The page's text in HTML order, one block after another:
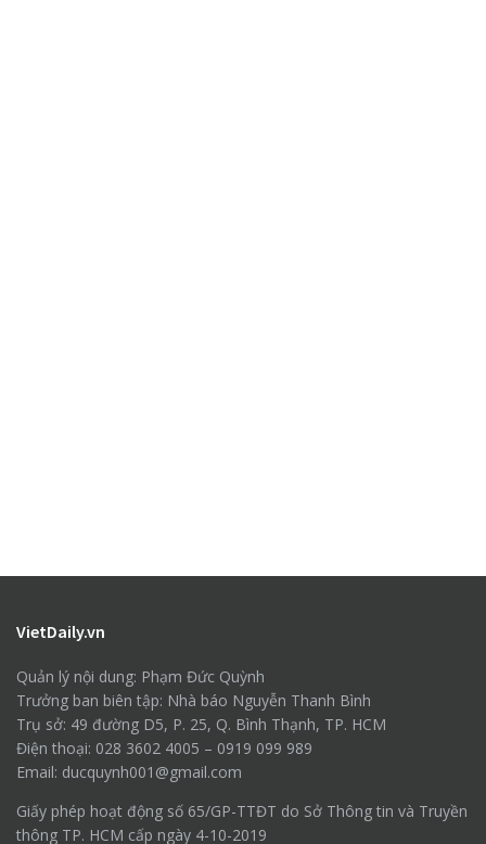
VietDaily.vn
Quản lý nội dung: Phạm Đức Quỳnh
Trưởng ban biên tập: Nhà báo Nguyễn Thanh Bình
Trụ sở: 49 đường D5, P. 25, Q. Bình Thạnh, TP. HCM
Điện thoại: 028 3602 4005 – 0919 099 989
Email: ducquynh001@gmail.com
Giấy phép hoạt động số 65/GP-TTĐT do Sở Thông tin và Truyền
thông TP. HCM cấp ngày 4-10-2019